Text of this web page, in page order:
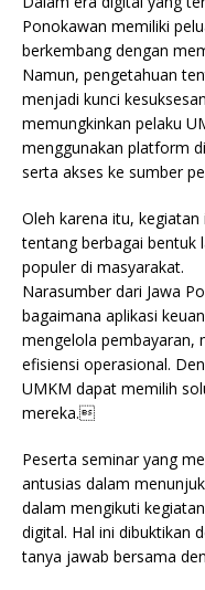
Ponokawan memiliki
berkembang dengan
Namun, pengetahuan
menjadi kunci
memungkinkan pelaku
menggunakan platform
serta akses ke sumber
Oleh karena itu,
tentang berbagai bentuk
populer di masyarakat.
Narasumber dari Jawa
bagaimana aplikasi
mengelola pembayaran,
efisiensi operasional.
UMKM dapat memilih
mereka.
Peserta seminar yang
antusias dalam
dalam mengikuti
digital. Hal ini dibuktikan
tanya jawab bersama